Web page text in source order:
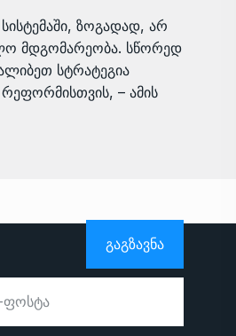
ზოგადად, არ
მდგომარეობა. სწორედ
სტრატეგია
– ამის
ᲒᲐᲒᲖᲐᲕᲜᲐ